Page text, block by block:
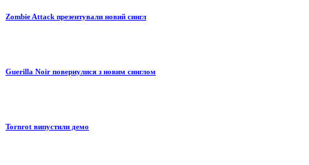
Zombie Attack презентували новий сингл
Guerilla Noir повернулися з новим синглом
Tornrot випустили демо